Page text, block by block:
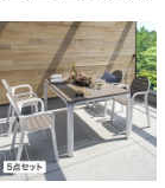
ウッド 2000